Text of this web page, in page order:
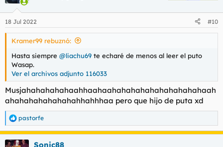
e
s
18 Jul 2022 #10
Kramer99 rebuznó:
Hasta siempre @liachu69 te echaré de menos al leer el puto
Wasap.
Ver el archivos adjunto 116033
Musjahahahahahaahhaahaahahahahahahahahahahaah
ahahahahahahahahhahhhaa pero que hijo de puta xd
R
e
a
c
pastorfe
Sonic88